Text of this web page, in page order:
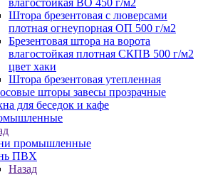
влагостойкая ВО 450 г/м2
Штора брезентовая с люверсами
плотная огнеупорная ОП 500 г/м2
Брезентовая штора на ворота
влагостойкая плотная СКПВ 500 г/м2
цвет хаки
Штора брезентовая утепленная
шторы завесы прозрачные
для беседок и кафе
промышленные
ПВХ
Назад